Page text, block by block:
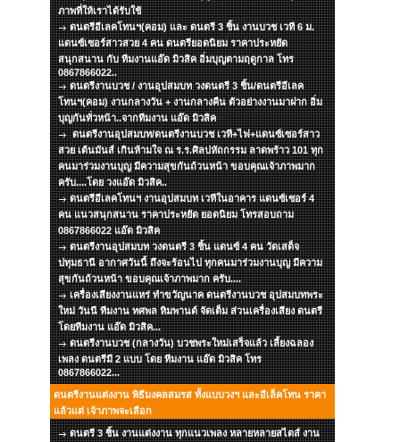
ภาพที่ให้เราได้รับใช้
ดนตรีอีเลคโทนฯ(คอม) และ ดนตรี 3 ชิ้น งานบวช เวที 6 ม.
แดนซ์เซอร์สาวสวย 4 คน ดนตรียอดนิยม ราคาประหยัด
สนุกสนาน กับ ทีมงานแอ๊ด มิวสิค อิ่มบุญตามฤดูกาล โทร
0867866022..
ดนตรีงานบวช / งานอุปสมบท วงดนตรี 3 ชิ้น/ดนตรีอีเลค
โทนฯ(คอม) งานกลางวัน + งานกลางคืน ตัวอย่างงานมาฝาก อิ่ม
บุญกันทั่วหน้า..จากทีมงาน แอ๊ด มิวสิค
ดนตรีงานอุปสมบท/ดนตรีงานบวช เวที+ไฟ+แดนซ์เซอร์สาว
สวย เต้นมันส์ เกินห้ามใจ ณ ร.ร.ศิลปหัถกรรม ลาดพร้าว 101 ทุก
คนมาร่วมงานบุญ มีความสุขกันถ้วนหน้า ขอบคุณเจ้าภาพมาก
ครับ....โดย วงแอ๊ด มิวสิค..
ดนตรีอีเลคโทนฯ งานอุปสมบท เวทีในอาคาร แดนซ์เซอร์ 4
คน แนวสนุกสนาน ราคาประหยัด ยอดนิยม โทรสอบถาม
0867866022 แอ๊ด มิวสิค
ดนตรีงานอุปสมบท วงดนตรี 3 ชิ้น แดนซ์ 4 คน วัดเสด็จ
ปทุมธานี อากาศวันนี้ ถึงจะร้อนไป ทุกคนมาร่วมงานบุญ มีความ
สุขกันถ้วนหน้า ขอบคุณเจ้าภาพมาก ครับ....
เครื่องเสียงงานแหร่ ทำขวัญนาค ดนตรีงานบวช อุปสมบทพระ
ใหม่ วันนี ทีมงาน ทศพล หิมพานต์ จัดเต็ม ส่วนเครื่องเสียง ดนตรี
โดยทีมงาน แอ๊ด มิวสิค...
ดนตรีงานบวช (กลางวัน) บวชพระใหม่เสร็จแล้ว เลี้ยงฉลอง
เพลง ดนตรีมี 2 แบบ โดย ทีมงาน แอ๊ด มิวสิค โทร
0867866022...
ดนตรีงานแต่งงาน พิธีมงคลสมรส ทั้งแบบวงฯ และอีเล็คโทน ราคา
แล้วแต่ เจ้าภาพจะเลือก
ดนตรี 3 ชิ้น งานแต่งงาน ทุกแนวเพลง หลายหลายสไตส์ งาน